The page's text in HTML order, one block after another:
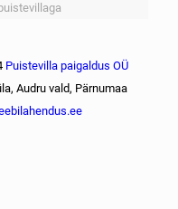
Puistevilla paigaldus OÜ
Audru vald, Pärnumaa